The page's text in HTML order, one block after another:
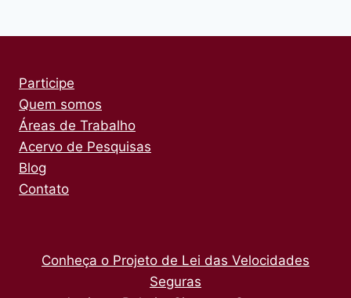
Participe
Quem somos
Áreas de Trabalho
Acervo de Pesquisas
Blog
Contato
Conheça o Projeto de Lei das Velocidades
Seguras